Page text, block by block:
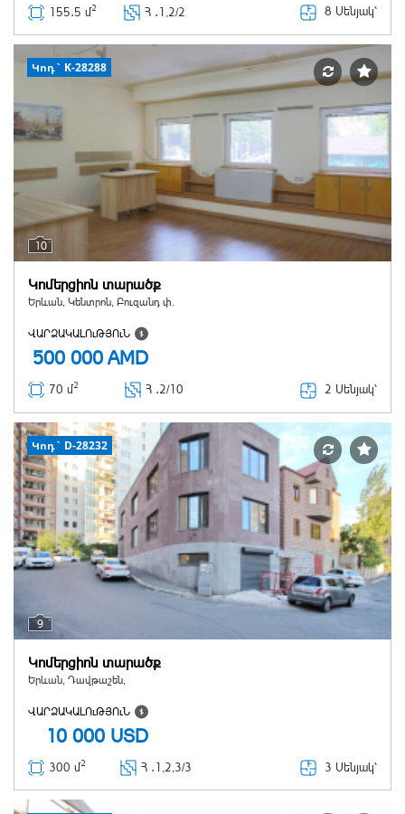
155․5 մ2 Հ ․ 1,2/2 8 Սենյակ՝
10
Կոդ` K-28288
Կոմերցիոն տարածք
Երևան, Կենտրոն, Բուզանդ փ.
ՎԱՐՁԱԿԱԼՈւԹՅՈւՆ
500 000 AMD
70 մ2 Հ ․2/10 2 Սենյակ՝
9
Կոդ` D-28232
Կոմերցիոն տարածք
Երևան, Դավթաշեն,
ՎԱՐՁԱԿԱԼՈւԹՅՈւՆ
10 000 USD
300 մ2 Հ ․ 1,2,3/3 3 Սենյակ՝